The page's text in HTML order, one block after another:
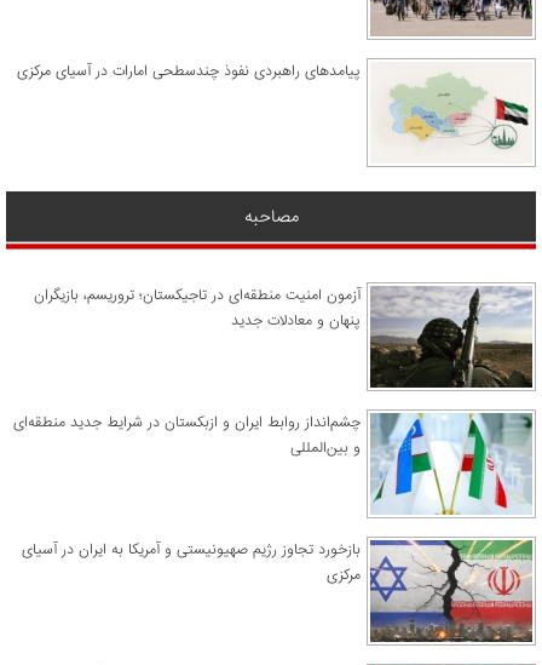
پیامدهای راهبردی نفوذ چندسطحی امارات در آسیای مرکزی
مصاحبه
آزمون امنیت منطقه‌ای در تاجیکستان؛ تروریسم، بازیگران
پنهان و معادلات جدید
چشم‌انداز روابط ایران و ازبکستان در شرایط جدید منطقه‌ای
و بین‌المللی
​بازخورد تجاوز رژیم صهیونیستی و آمریکا به ایران در آسیای
مرکزی